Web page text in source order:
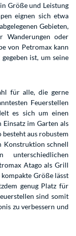
Größe und Leistung
eignen sich etwa
Gebieten,
Wanderungen oder
von Petromax kann
ist, um seine
für alle, die gerne
Feuerstellen
es sich um einen
im Garten als
besteht aus robustem
Konstruktion schnell
Atago als Grill
Größe lässt
genug Platz für
sind somit
zu verbessern und